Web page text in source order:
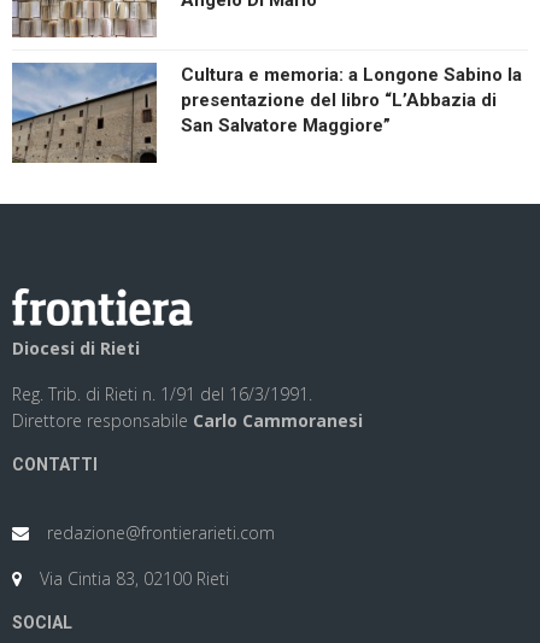
Cultura e memoria: a Longone Sabino la
presentazione del libro “L’Abbazia di
San Salvatore Maggiore”
Diocesi di Rieti
Reg. Trib. di Rieti n. 1/91 del 16/3/1991.
Direttore responsabile Carlo Cammoranesi
CONTATTI
redazione@frontierarieti.com
Via Cintia 83, 02100 Rieti
SOCIAL